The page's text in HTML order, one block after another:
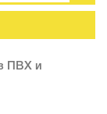
ПВХ и